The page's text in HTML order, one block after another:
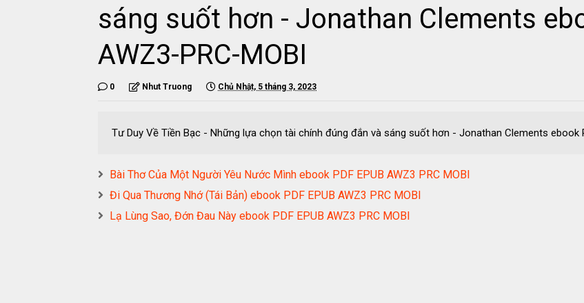
sáng suốt hơn - Jonathan Clements
AWZ3-PRC-MOBI
0 Nhut Truong Chủ Nhật, 5 tháng 3, 2023
Tư Duy Về Tiền Bạc - Những lựa chọn tài chính đúng đắn và sáng suốt hơn - Jonathan Clements ebook
Bài Thơ Của Một Người Yêu Nước Mình ebook PDF EPUB AWZ3 PRC MOBI
Đi Qua Thương Nhớ (Tái Bản) ebook PDF EPUB AWZ3 PRC MOBI
Lạ Lùng Sao, Đớn Đau Này ebook PDF EPUB AWZ3 PRC MOBI